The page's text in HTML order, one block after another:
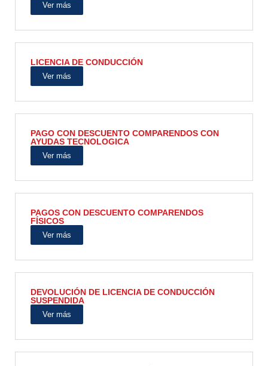
Ver más
LICENCIA DE CONDUCCIÓN
Ver más
PAGO CON DESCUENTO COMPARENDOS CON
AYUDAS TECNOLOGICA
Ver más
PAGOS CON DESCUENTO COMPARENDOS
FÍSICOS
Ver más
DEVOLUCIÓN DE LICENCIA DE CONDUCCIÓN
SUSPENDIDA
Ver más